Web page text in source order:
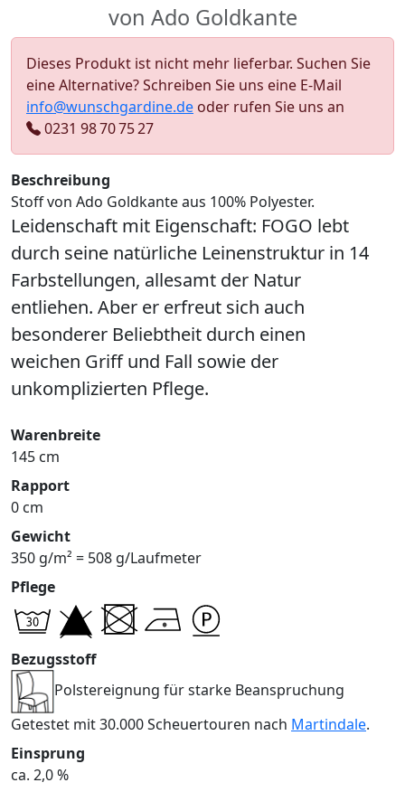
von Ado Goldkante
Dieses Produkt ist nicht mehr lieferbar. Suchen Sie
eine Alternative? Schreiben Sie uns eine E-Mail
info@wunschgardine.de oder rufen Sie uns an
0231 98 70 75 27
Beschreibung
Stoff von Ado Goldkante aus 100% Polyester.
Leidenschaft mit Eigenschaft: FOGO lebt
durch seine natürliche Leinenstruktur in 14
Farbstellungen, allesamt der Natur
entliehen. Aber er erfreut sich auch
besonderer Beliebtheit durch einen
weichen Griff und Fall sowie der
unkomplizierten Pflege.
Warenbreite
145 cm
Rapport
0 cm
Gewicht
350 g/m² = 508 g/Laufmeter
Pflege
Bezugsstoff
Polstereignung für starke Beanspruchung
Getestet mit 30.000 Scheuertouren nach Martindale.
Einsprung
ca. 2,0 %